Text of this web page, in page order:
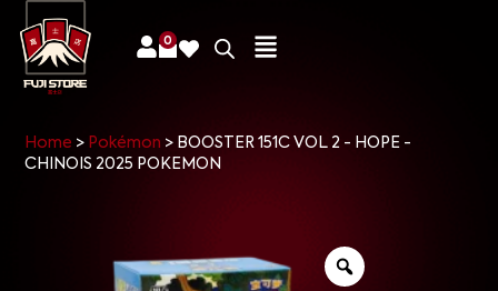
0
Home > Pokémon > BOOSTER 151C VOL 2 - HOPE -
CHINOIS 2025 POKEMON